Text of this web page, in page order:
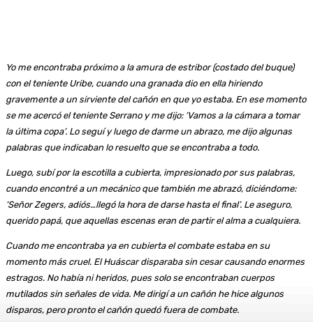
Yo me encontraba próximo a la amura de estribor (costado del buque)
con el teniente Uribe, cuando una granada dio en ella hiriendo
gravemente a un sirviente del cañón en que yo estaba. En ese momento
se me acercó el teniente Serrano y me dijo: ‘Vamos a la cámara a tomar
la última copa’. Lo seguí y luego de darme un abrazo, me dijo algunas
palabras que indicaban lo resuelto que se encontraba a todo.
Luego, subí por la escotilla a cubierta, impresionado por sus palabras,
cuando encontré a un mecánico que también me abrazó, diciéndome:
‘Señor Zegers, adiós…llegó la hora de darse hasta el final’. Le aseguro,
querido papá, que aquellas escenas eran de partir el alma a cualquiera.
Cuando me encontraba ya en cubierta el combate estaba en su
momento más cruel. El Huáscar disparaba sin cesar causando enormes
estragos. No había ni heridos, pues solo se encontraban cuerpos
mutilados sin señales de vida. Me dirigí a un cañón he hice algunos
disparos, pero pronto el cañón quedó fuera de combate.